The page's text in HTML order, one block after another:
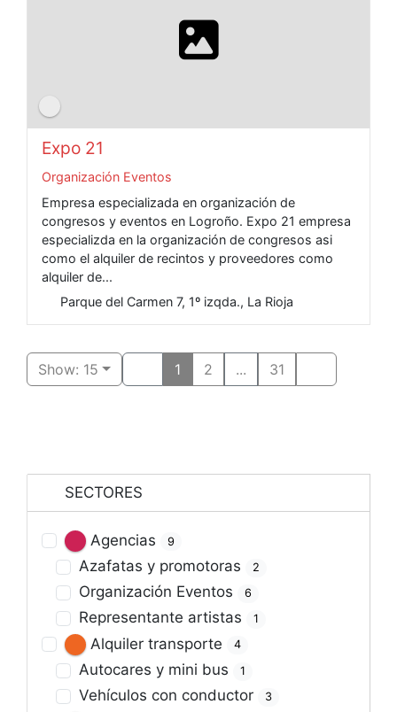
Expo 21
Organización Eventos
Empresa especializada en organización de
congresos y eventos en Logroño. Expo 21 empresa
especializda en la organización de congresos asi
como el alquiler de recintos y proveedores como
alquiler de...
Parque del Carmen 7, 1º izqda., La Rioja
Show: 15 1 2 ... 31
SECTORES
Agencias 9
Azafatas y promotoras 2
Organización Eventos 6
Representante artistas 1
Alquiler transporte 4
Autocares y mini bus 1
Vehículos con conductor 3